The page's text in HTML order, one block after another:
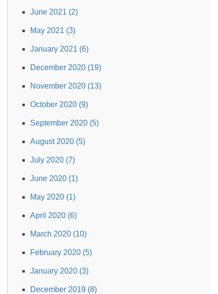
June 2021 (2)
May 2021 (3)
January 2021 (6)
December 2020 (19)
November 2020 (13)
October 2020 (9)
September 2020 (5)
August 2020 (5)
July 2020 (7)
June 2020 (1)
May 2020 (1)
April 2020 (6)
March 2020 (10)
February 2020 (5)
January 2020 (3)
December 2019 (8)